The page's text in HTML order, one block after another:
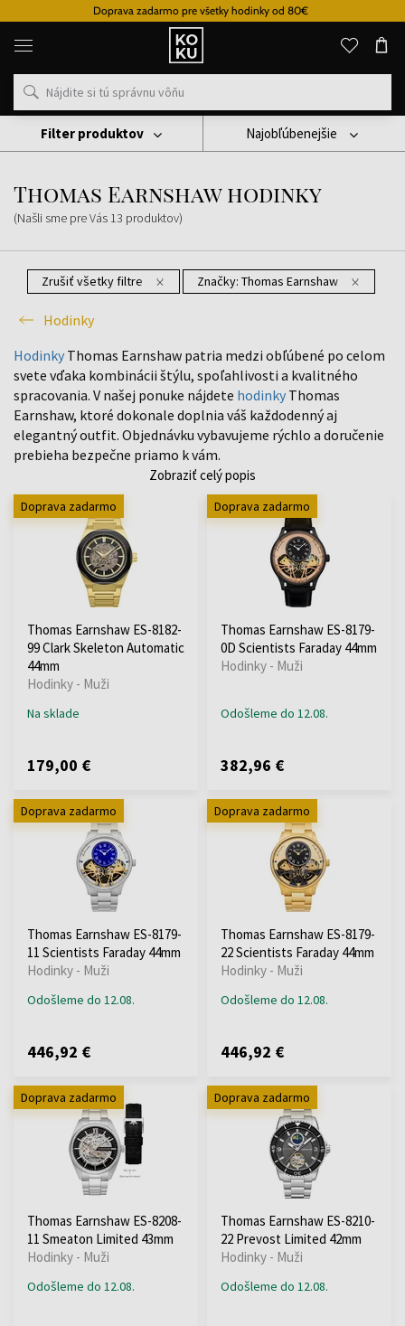
Doprava zadarmo pre všetky hodinky od 80€
Originálne
parfémy
hodinky
na
mieste
Hodinky
Thomas Earnshaw Hodinky
Thomas Earnshaw hodinky
(Našli sme pre Vás 13 produktov)
Najobľúbenejšie
Zrušiť všetky filtre Značky: Thomas Earnshaw
Hodinky
Filter produktov
Hodinky Thomas Earnshaw patria medzi obľúbené po celom
svete vďaka kombinácii štýlu, spoľahlivosti a kvalitného
spracovania. V našej ponuke nájdete hodinky Thomas
Earnshaw, ktoré dokonale doplnia váš každodenný aj
elegantný outfit. Objednávku vybavujeme rýchlo a doručenie
prebieha bezpečne priamo k vám.
Zobraziť celý popis
Doprava zadarmo
Thomas Earnshaw ES-8182-
99 Clark Skeleton Automatic
44mm
Hodinky - Muži
Na sklade
179,00 €
Doprava zadarmo
Thomas Earnshaw ES-8179-
0D Scientists Faraday 44mm
Hodinky - Muži
Odošleme do 12.08.
382,96 €
Doprava zadarmo
Thomas Earnshaw ES-8179-
11 Scientists Faraday 44mm
Hodinky - Muži
Odošleme do 12.08.
446,92 €
Doprava zadarmo
Thomas Earnshaw ES-8179-
22 Scientists Faraday 44mm
Hodinky - Muži
Odošleme do 12.08.
446,92 €
Doprava zadarmo
Thomas Earnshaw ES-8208-
11 Smeaton Limited 43mm
Hodinky - Muži
Odošleme do 12.08.
Doprava zadarmo
Thomas Earnshaw ES-8210-
22 Prevost Limited 42mm
Hodinky - Muži
Odošleme do 12.08.